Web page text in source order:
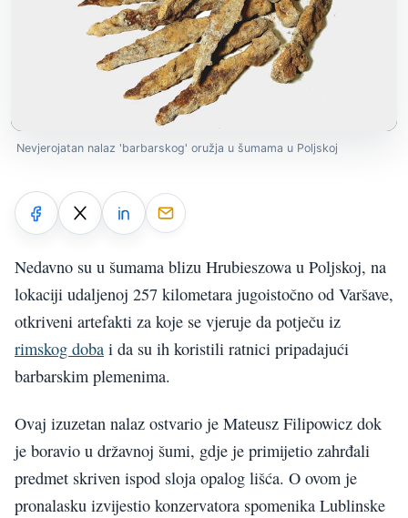
Nevjerojatan nalaz 'barbarskog' oružja u šumama u Poljskoj
Nedavno su u šumama blizu Hrubieszowa u Poljskoj, na
lokaciji udaljenoj 257 kilometara jugoistočno od Varšave,
otkriveni artefakti za koje se vjeruje da potječu iz
rimskog doba i da su ih koristili ratnici pripadajući
barbarskim plemenima.
Ovaj izuzetan nalaz ostvario je Mateusz Filipowicz dok
je boravio u državnoj šumi, gdje je primijetio zahrđali
predmet skriven ispod sloja opalog lišća. O ovom je
pronalasku izvijestio konzervatora spomenika Lublinske